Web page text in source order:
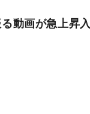
動画が急上昇入